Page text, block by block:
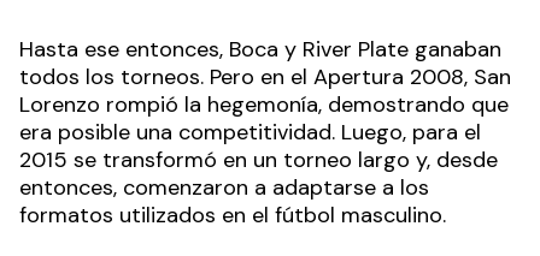
Hasta ese entonces, Boca y River Plate ganaban
todos los torneos. Pero en el Apertura 2008, San
Lorenzo rompió la hegemonía, demostrando que
era posible una competitividad. Luego, para el
2015 se transformó en un torneo largo y, desde
entonces, comenzaron a adaptarse a los
formatos utilizados en el fútbol masculino.